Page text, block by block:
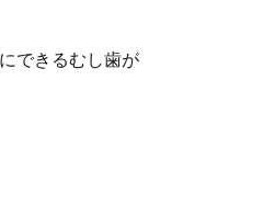
にできるむし歯が